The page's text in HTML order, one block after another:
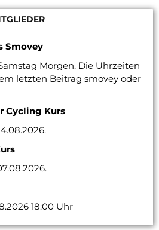
Smovey
Morgen. Die Uhrzeiten
letzten Beitrag smovey oder
Cycling Kurs
18:00 Uhr